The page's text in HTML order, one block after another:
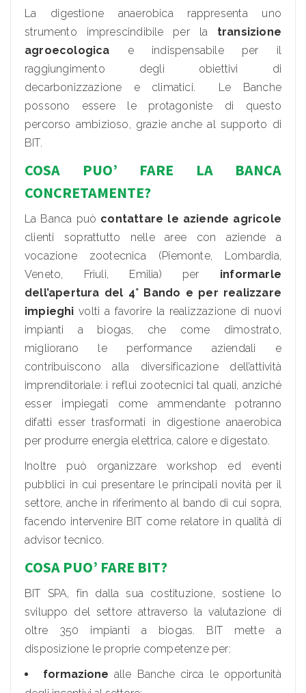
La digestione anaerobica rappresenta uno
strumento imprescindibile per la transizione
agroecologica e indispensabile per il
raggiungimento degli obiettivi di
decarbonizzazione e climatici. Le Banche
possono essere le protagoniste di questo
percorso ambizioso, grazie anche al supporto di
BIT.
COSA PUO’ FARE LA BANCA
CONCRETAMENTE?
La Banca può contattare le aziende agricole
clienti soprattutto nelle aree con aziende a
vocazione zootecnica (Piemonte, Lombardia,
Veneto, Friuli, Emilia) per informarle
dell’apertura del 4° Bando e per realizzare
impieghi volti a favorire la realizzazione di nuovi
impianti a biogas, che come dimostrato,
migliorano le performance aziendali e
contribuiscono alla diversificazione dell’attività
imprenditoriale: i reflui zootecnici tal quali, anziché
esser impiegati come ammendante potranno
difatti esser trasformati in digestione anaerobica
per produrre energia elettrica, calore e digestato.
Inoltre può organizzare workshop ed eventi
pubblici in cui presentare le principali novità per il
settore, anche in riferimento al bando di cui sopra,
facendo intervenire BIT come relatore in qualità di
advisor tecnico.
COSA PUO’ FARE BIT?
BIT SPA, fin dalla sua costituzione, sostiene lo
sviluppo del settore attraverso la valutazione di
oltre 350 impianti a biogas. BIT mette a
disposizione le proprie competenze per:
formazione alle Banche circa le opportunità